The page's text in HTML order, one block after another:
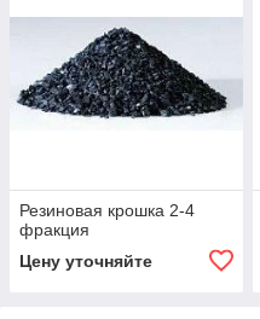
Резиновая крошка 2-4
фракция
Цену уточняйте